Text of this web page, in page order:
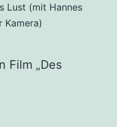
Lust (mit Hannes
Kamera)
Film „Des